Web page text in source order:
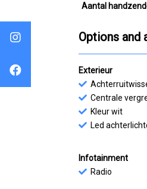
Aantal
Options and
Exterieur
Centrale
Kleur wit
Led
Infotainment
Radio